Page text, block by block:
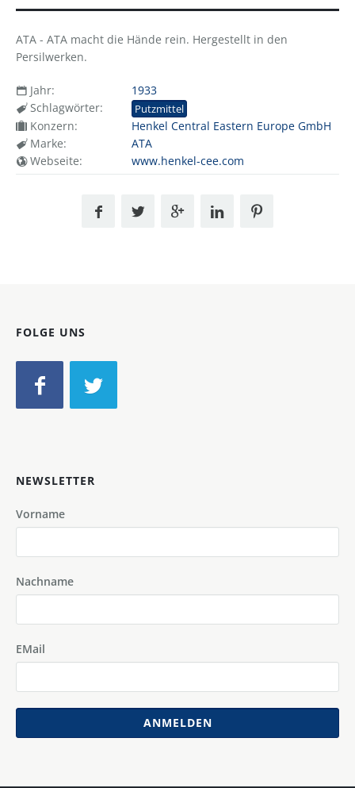
ATA - ATA macht die Hände rein. Hergestellt in den
Persilwerken.
Jahr:
1933
Schlagwörter:
Putzmittel
Konzern:
Henkel Central Eastern Europe GmbH
Marke:
ATA
Webseite:
www.henkel-cee.com
FOLGE UNS
NEWSLETTER
Vorname
Nachname
EMail
ANMELDEN